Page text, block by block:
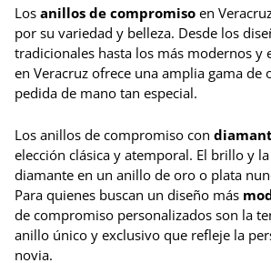
Los anillos de compromiso en
por su variedad y belleza. Desde los
tradicionales hasta los más modernos y
en Veracruz ofrece una amplia gama de
pedida de mano tan especial.
Los anillos de compromiso con
elección clásica y atemporal. El brillo y
diamante en un anillo de oro o plata
Para quienes buscan un diseño más
de compromiso personalizados son la
anillo único y exclusivo que refleje la
novia.